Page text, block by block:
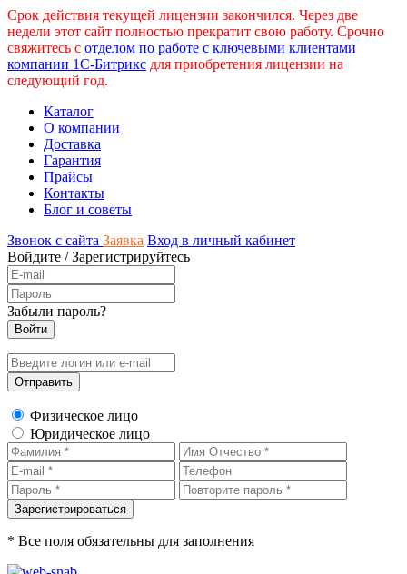
Срок действия текущей лицензии закончился. Через две
недели этот сайт полностью прекратит свою работу. Срочно
свяжитесь с отделом по работе с ключевыми клиентами
компании 1С-Битрикс для приобретения лицензии на
следующий год.
Каталог
О компании
Доставка
Гарантия
Прайсы
Контакты
Блог и советы
Звонок с сайта Заявка Вход в личный кабинет
Войдите /Зарегистрируйтесь
Забыли пароль?
Физическое лицо
Юридическое лицо
* Все поля обязательны для заполнения